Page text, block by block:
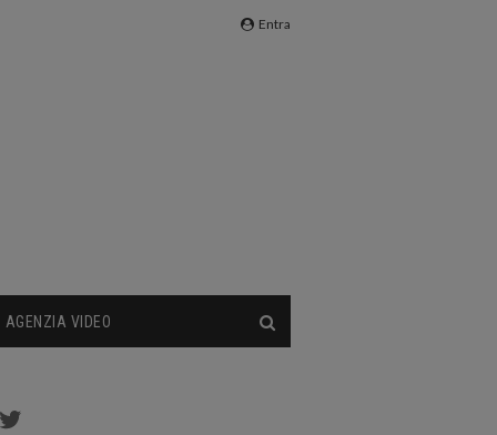
Entra
AGENZIA VIDEO